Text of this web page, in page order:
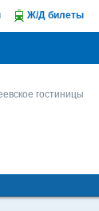
Ж/Д билеты
гостиницы